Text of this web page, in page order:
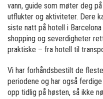
vann, guide som møter deg
utflukter og aktiviteter. Dere
siste natt på hotell i
shopping og severdigheter
praktiske – fra hotell til
Vi har forhåndsbestilt de
periodene og har også
opp tidlig på høsten, så ikke